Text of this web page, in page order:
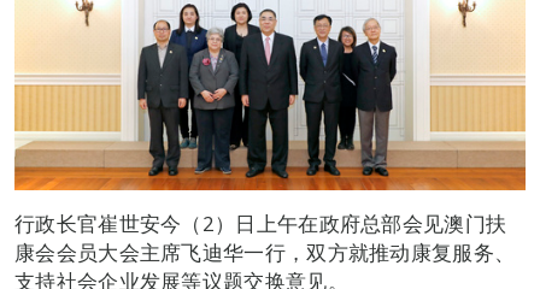
行政长官崔世安今（2）日上午在政府总部会见澳门扶
康会会员大会主席飞迪华一行，双方就推动康复服务、
支持社会企业发展等议题交换意见。